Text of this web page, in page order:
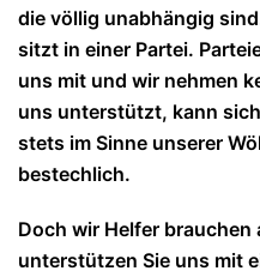
die völlig unabhängig
sitzt in einer Partei.
uns mit und wir nehmen
uns unterstützt, kann
stets im Sinne unserer
bestechlich.
Doch wir Helfer brauchen
unterstützen Sie uns mit